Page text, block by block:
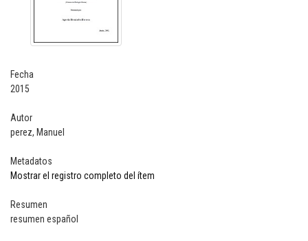
Fecha
2015
Autor
perez, Manuel
Metadatos
Mostrar el registro completo del ítem
Resumen
resumen español